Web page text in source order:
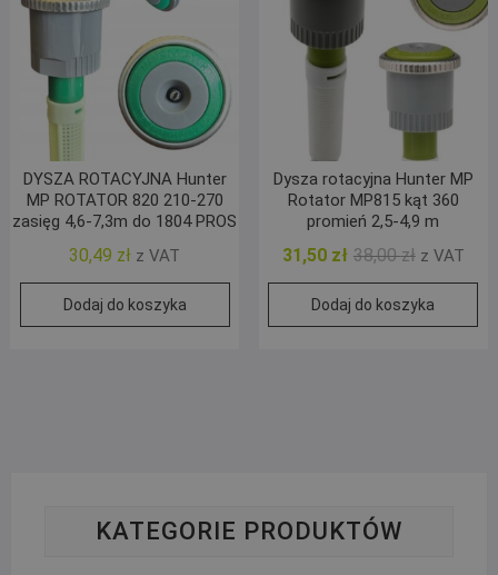
DYSZA ROTACYJNA Hunter
MP ROTATOR 820 210-270
zasięg 4,6-7,3m do 1804 PROS
30,49 zł z VAT
Dodaj do koszyka
Dysza rotacyjna Hunter MP
Rotator MP815 kąt 360
promień 2,5-4,9 m
38,00zł Pierwotna
cena
wynosiła:
38,00 zł.
31,50 zł
Aktualna
cena
wynosi:
31,50 zł.
z VAT
Dodaj do koszyka
KATEGORIE PRODUKTÓW